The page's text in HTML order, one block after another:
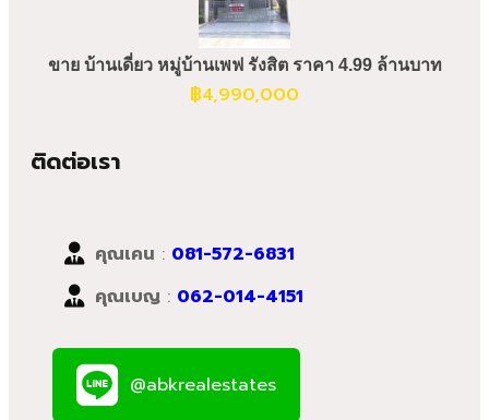
ขาย บ้านเดี่ยว หมู่บ้านเพฟ รังสิต ราคา 4.99 ล้านบาท
฿4,990,000
ติดต่อเรา
คุณเคน : 081-572-6831
คุณเบญ : 062-014-4151
@abkrealestates